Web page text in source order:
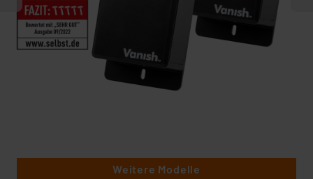
Weitere Modelle